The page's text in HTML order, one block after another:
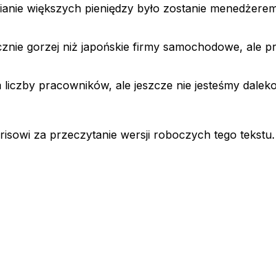
większych pieniędzy było zostanie
gorzej niż japońskie firmy samochodowe, ale
pracowników, ale jeszcze nie jesteśmy
za przeczytanie wersji roboczych tego tekstu.